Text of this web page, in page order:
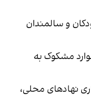
و سالمندان
مشکوک به
نهادهای محلی،